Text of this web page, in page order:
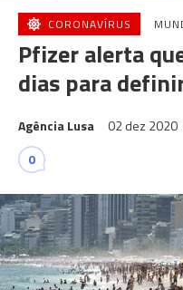
CORONAVÍRUS
Pfizer alerta
dias para
Agência Lusa 02 dez 2020
0